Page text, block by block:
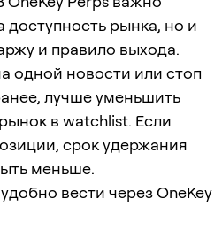
доступность рынка, но и
и правило выхода.
одной новости или стоп
лучше уменьшить
в watchlist. Если
срок удержания
меньше.
вести через OneKey